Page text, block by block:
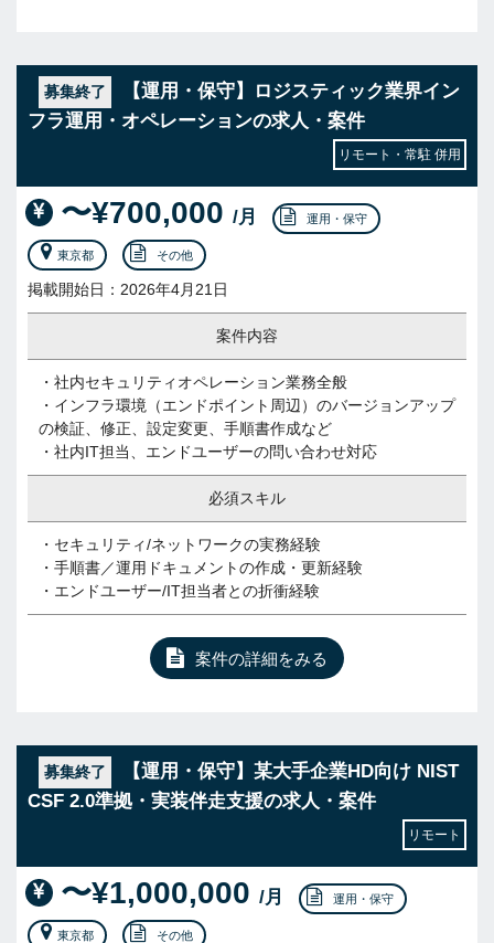
募集終了
【運用・保守】ロジスティック業界イン
フラ運用・オペレーションの求人・案件
リモート・常駐 併用
〜¥700,000 /月 運用・保守
東京都 その他
掲載開始日：2026年4月21日
案件内容
・社内セキュリティオペレーション業務全般
・インフラ環境（エンドポイント周辺）のバージョンアップ
の検証、修正、設定変更、手順書作成など
・社内IT担当、エンドユーザーの問い合わせ対応
必須スキル
・セキュリティ/ネットワークの実務経験
・手順書／運用ドキュメントの作成・更新経験
・エンドユーザー/IT担当者との折衝経験
案件の詳細をみる
募集終了
【運用・保守】某大手企業HD向け NIST
CSF 2.0準拠・実装伴走支援の求人・案件
リモート
〜¥1,000,000 /月 運用・保守
東京都 その他